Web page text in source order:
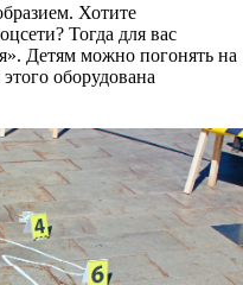
Хотите
Тогда для вас
Детям можно погонять на
оборудована